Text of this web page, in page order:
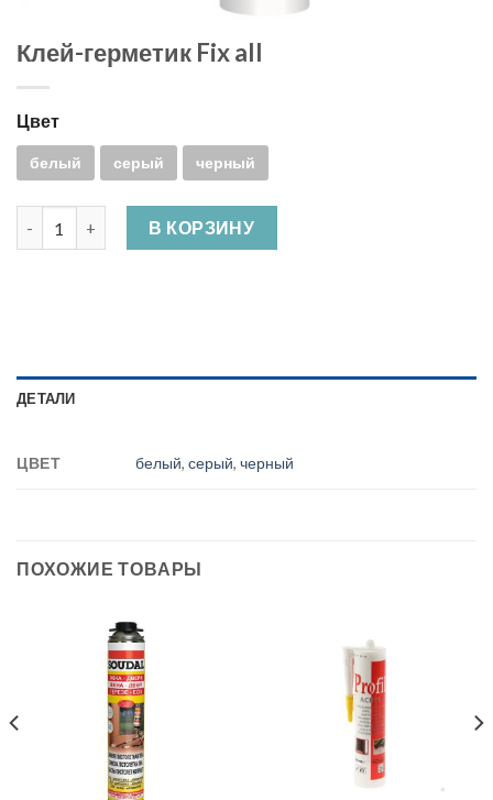
Клей-герметик Fix all
Цвет
белый серый черный
Количество Клей-герметик Fix all
В КОРЗИНУ
ДЕТАЛИ
ЦВЕТ белый,серый,черный
ПОХОЖИЕ ТОВАРЫ